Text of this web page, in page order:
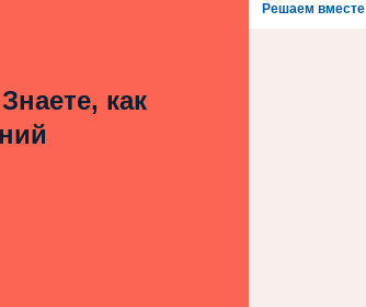
Решаем вместе
как